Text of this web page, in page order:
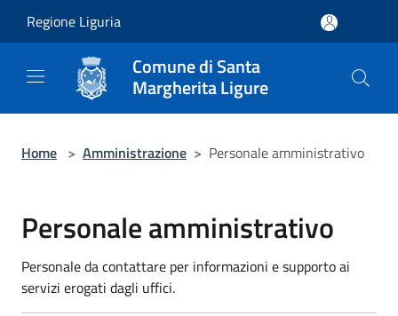
Regione Liguria
Comune di Santa
Margherita Ligure
Home > Amministrazione > Personale amministrativo
Personale amministrativo
Personale da contattare per informazioni e supporto ai
servizi erogati dagli uffici.